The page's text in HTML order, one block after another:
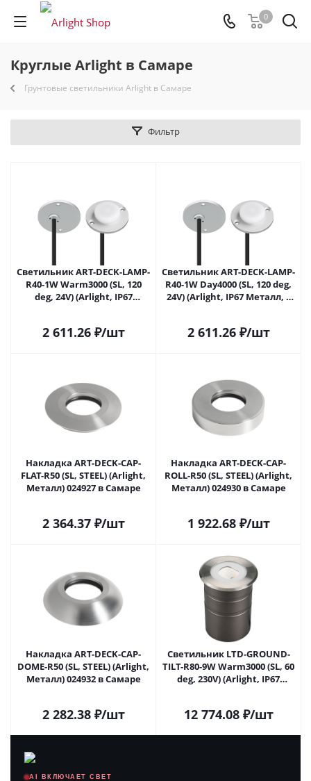
0
Круглые Arlight в Самаре
Грунтовые светильники Arlight в Самаре
Фильтр
Светильник ART-DECK-LAMP-
R40-1W Warm3000 (SL, 120
deg, 24V) (Arlight, IP67
2 611.26₽/шт
Светильник ART-DECK-LAMP-
R40-1W Day4000 (SL, 120 deg,
24V) (Arlight, IP67 Металл, 3
2 611.26₽/шт
Накладка ART-DECK-CAP-
FLAT-R50 (SL, STEEL) (Arlight,
Металл) 024927 в Самаре
2 364.37₽/шт
Накладка ART-DECK-CAP-
ROLL-R50 (SL, STEEL) (Arlight,
Металл) 024930 в Самаре
1 922.68₽/шт
Накладка ART-DECK-CAP-
DOME-R50 (SL, STEEL) (Arlight,
Металл) 024932 в Самаре
2 282.38₽/шт
Светильник LTD-GROUND-
TILT-R80-9W Warm3000 (SL, 60
deg, 230V) (Arlight, IP67
12 774.08₽/шт
AI ВКЛЮЧАЕТ СВЕТ